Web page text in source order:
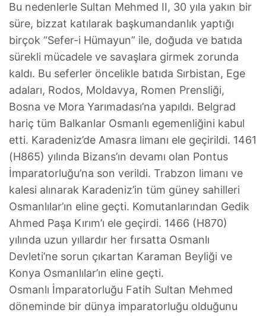
Bu nedenlerle Sultan Mehmed II, 30 yıla yakın bir
süre, bizzat katılarak başkumandanlık yaptığı
birçok “Sefer-i Hümayun” ile, doğuda ve batıda
sürekli mücadele ve savaşlara girmek zorunda
kaldı. Bu seferler öncelikle batıda Sırbistan, Ege
adaları, Rodos, Moldavya, Romen Prensliği,
Bosna ve Mora Yarımadası’na yapıldı. Belgrad
hariç tüm Balkanlar Osmanlı egemenliğini kabul
etti. Karadeniz’de Amasra limanı ele geçirildi. 1461
(H865) yılında Bizans’ın devamı olan Pontus
İmparatorluğu’na son verildi. Trabzon limanı ve
kalesi alınarak Karadeniz’in tüm güney sahilleri
Osmanlılar’ın eline geçti. Komutanlarından Gedik
Ahmed Paşa Kırım’ı ele geçirdi. 1466 (H870)
yılında uzun yıllardır her fırsatta Osmanlı
Devleti’ne sorun çıkartan Karaman Beyliği ve
Konya Osmanlılar’ın eline geçti.
Osmanlı İmparatorluğu Fatih Sultan Mehmed
döneminde bir dünya imparatorluğu olduğunu